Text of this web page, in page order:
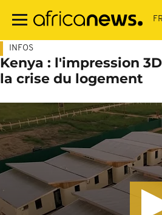
contenu
INFOS
Kenya : l'impression
la crise du logement